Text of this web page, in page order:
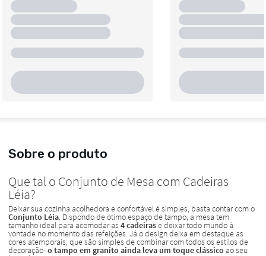
Sobre o produto